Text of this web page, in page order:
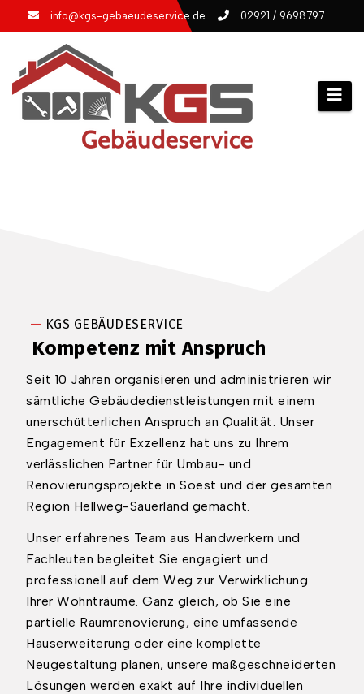
info@kgs-gebaeudeservice.de 02921 / 9698797
— KGS GEBÄUDESERVICE
Kompetenz mit Anspruch
Seit 10 Jahren organisieren und administrieren wir
sämtliche Gebäudedienstleistungen mit einem
unerschütterlichen Anspruch an Qualität. Unser
Engagement für Exzellenz hat uns zu Ihrem
verlässlichen Partner für Umbau- und
Renovierungsprojekte in Soest und der gesamten
Region Hellweg-Sauerland gemacht.
Unser erfahrenes Team aus Handwerkern und
Fachleuten begleitet Sie engagiert und
professionell auf dem Weg zur Verwirklichung
Ihrer Wohnträume. Ganz gleich, ob Sie eine
partielle Raumrenovierung, eine umfassende
Hauserweiterung oder eine komplette
Neugestaltung planen, unsere maßgeschneiderten
Lösungen werden exakt auf Ihre individuellen